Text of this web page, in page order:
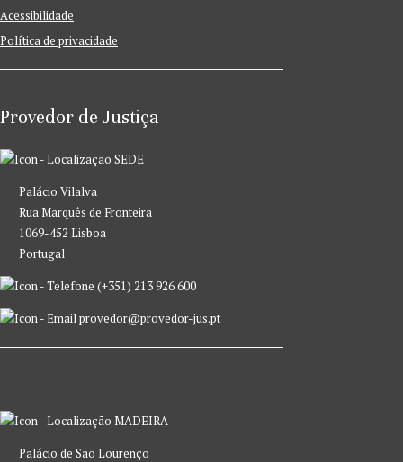
Acessibilidade
Política de privacidade
Provedor de Justiça
SEDE
Palácio Vilalva
Rua Marquês de Fronteira
1069-452 Lisboa
Portugal
(+351) 213 926 600
provedor@provedor-jus.pt
MADEIRA
Palácio de São Lourenço